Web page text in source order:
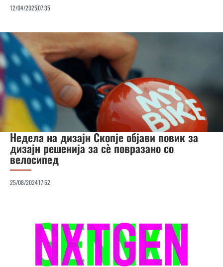
12/04/202507:35
Недела на дизајн Скопје објави повик за
дизајн решенија за сѐ повразано со
велосипед
25/08/202417:52